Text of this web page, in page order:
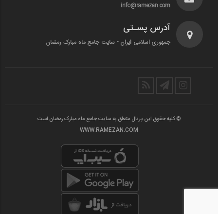
info@ramezan.com
آدرس پسـتی
جمهوری اسلامی ایران - سایت جامع ماه مبارک رمضان
© کلیه حقوق این پرتال متعلق به سایت جامع ماه مبارک رمضان است
WWW.RAMEZAN.COM